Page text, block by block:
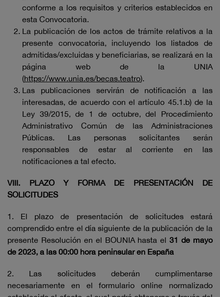
conforme a los requisitos y criterios establecidos en
esta Convocatoria.
La publicación de los actos de trámite relativos a la
presente convocatoria, incluyendo los listados de
admitidas/excluidas y beneficiarias, se realizará en la
página web de la UNIA
(https://www.unia.es/becas.teatro).
Las publicaciones servirán de notificación a las
interesadas, de acuerdo con el artículo 45.1.b) de la
Ley 39/2015, de 1 de octubre, del Procedimiento
Administrativo Común de las Administraciones
Públicas. Las personas solicitantes serán
responsables de estar al corriente en las
notificaciones a tal efecto.
VIII. PLAZO Y FORMA DE PRESENTACIÓN DE
SOLICITUDES
1. El plazo de presentación de solicitudes estará
comprendido entre el día siguiente de la publicación de la
presente Resolución en el BOUNIA hasta el31 de mayo
de 2023, a las 00:00 hora peninsular en España
2. Las solicitudes deberán cumplimentarse
necesariamente en el formulario online normalizado